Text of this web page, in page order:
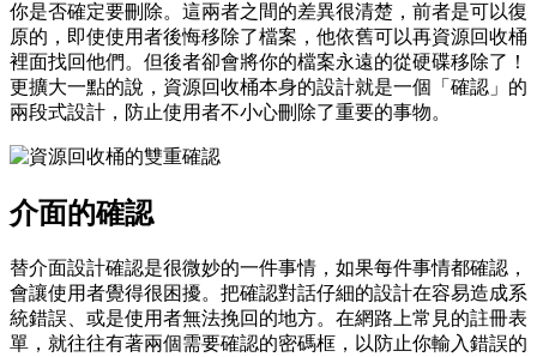
你是否確定要刪除。這兩者之間的差異很清楚，前者是可以復
原的，即使使用者後悔移除了檔案，他依舊可以再資源回收桶
裡面找回他們。但後者卻會將你的檔案永遠的從硬碟移除了！
更擴大一點的說，資源回收桶本身的設計就是一個「確認」的
兩段式設計，防止使用者不小心刪除了重要的事物。
介面的確認
替介面設計確認是很微妙的一件事情，如果每件事情都確認，
會讓使用者覺得很困擾。把確認對話仔細的設計在容易造成系
統錯誤、或是使用者無法挽回的地方。在網路上常見的註冊表
單，就往往有著兩個需要確認的密碼框，以防止你輸入錯誤的